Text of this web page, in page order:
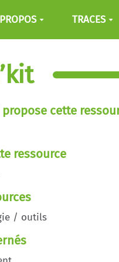
TRACES
cette
ressource
/ outils